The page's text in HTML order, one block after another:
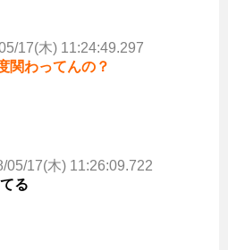
17(木) 11:24:49.297
関わってんの？
05/17(木) 11:26:09.722
る